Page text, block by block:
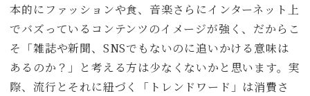
本的にファッションや食、音楽さらにインターネット上
でバズっているコンテンツのイメージが強く、だからこ
そ「雑誌や新聞、SNSでもないのに追いかける意味は
あるのか？」と考える方は少なくないかと思います。実
際、流行とそれに紐づく「トレンドワード」は消費さ